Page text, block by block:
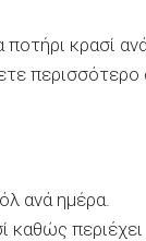
κρασί
περισσότερο
ανά ημέρα.